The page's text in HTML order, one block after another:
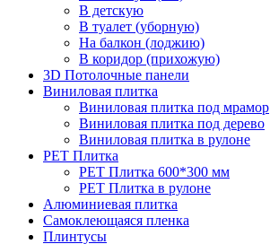
В детскую
В туалет (уборную)
На балкон (лоджию)
В коридор (прихожую)
3D Потолочные панели
Виниловая плитка
Виниловая плитка под мрамор
Виниловая плитка под дерево
Виниловая плитка в рулоне
PET Плитка
PET Плитка 600*300 мм
PET Плитка в рулоне
Алюминиевая плитка
Самоклеющаяся пленка
Плинтусы